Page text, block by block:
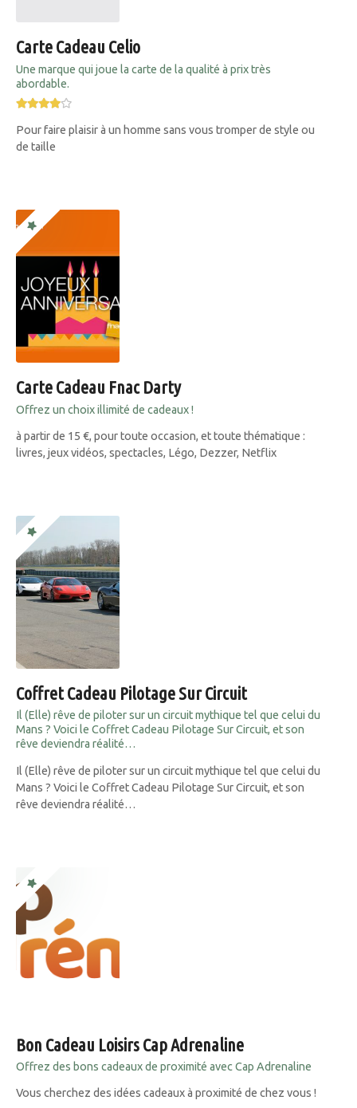
Carte Cadeau Celio
Une marque qui joue la carte de la qualité à prix très
abordable.
Pour faire plaisir à un homme sans vous tromper de style ou
de taille
Carte Cadeau Fnac Darty
Offrez un choix illimité de cadeaux !
à partir de 15 €, pour toute occasion, et toute thématique :
livres, jeux vidéos, spectacles, Légo, Dezzer, Netflix
Coffret Cadeau Pilotage Sur Circuit
Il (Elle) rêve de piloter sur un circuit mythique tel que celui du
Mans ? Voici le Coffret Cadeau Pilotage Sur Circuit, et son
rêve deviendra réalité…
Il (Elle) rêve de piloter sur un circuit mythique tel que celui du
Mans ? Voici le Coffret Cadeau Pilotage Sur Circuit, et son
rêve deviendra réalité…
Bon Cadeau Loisirs Cap Adrenaline
Offrez des bons cadeaux de proximité avec Cap Adrenaline
Vous cherchez des idées cadeaux à proximité de chez vous !